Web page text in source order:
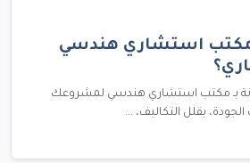
مكتب استشاري هندسي
بـ مكتب استشاري هندسي لمشروعك
يقلل التكاليف، ...